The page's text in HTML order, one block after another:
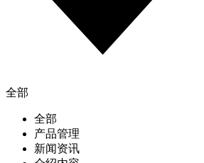
全部
全部
产品管理
新闻资讯